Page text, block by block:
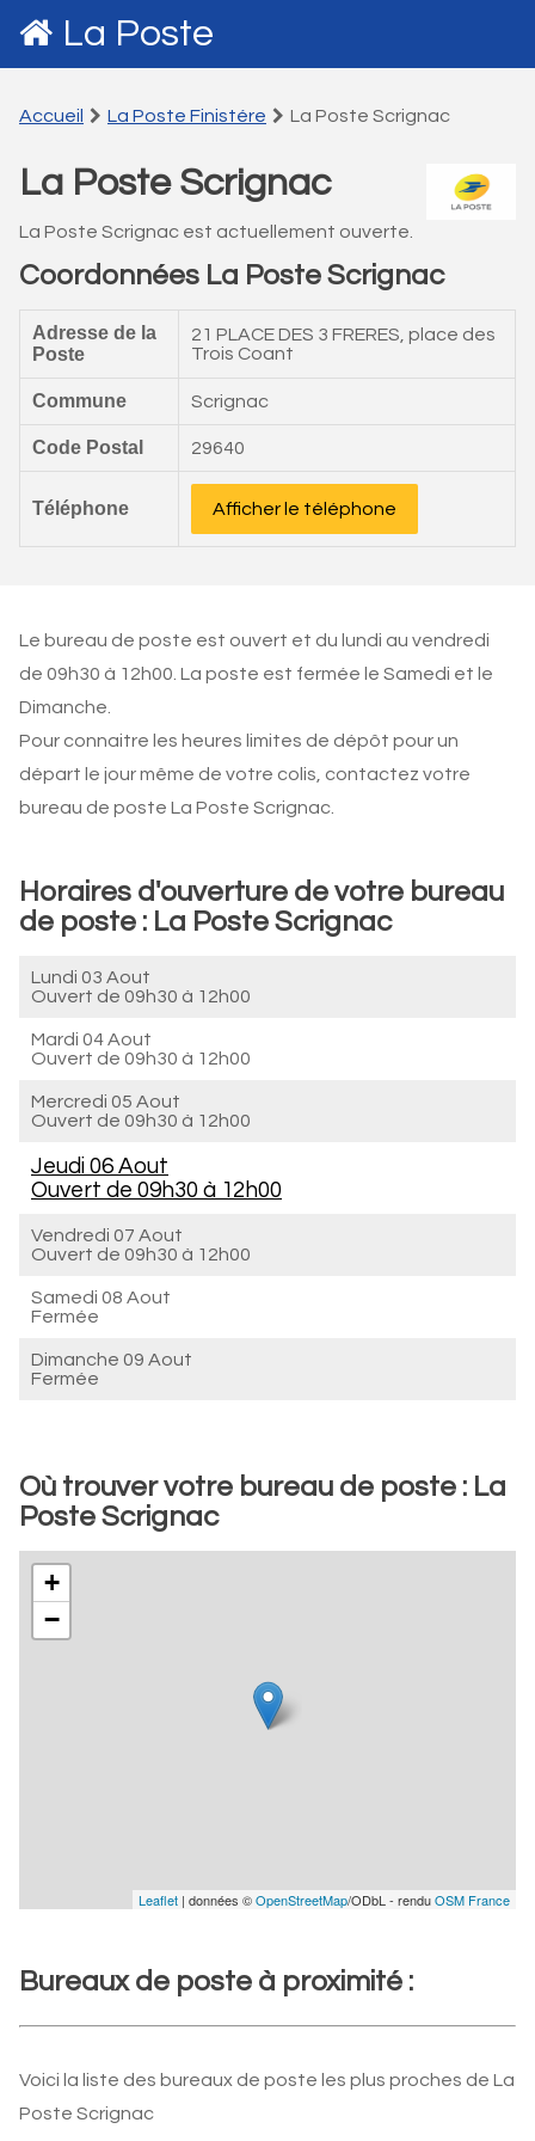
La Poste
Accueil La Poste Finistére La Poste Scrignac
La Poste Scrignac
La Poste Scrignac est actuellement ouverte.
Coordonnées La Poste Scrignac
Adresse de la
Poste
21 PLACE DES 3 FRERES, place des
Trois Coant
Commune Scrignac
Code Postal 29640
Téléphone Afficher le téléphone
Le bureau de poste est ouvert et du lundi au vendredi
de 09h30 à 12h00. La poste est fermée le Samedi et le
Dimanche.
Pour connaitre les heures limites de dépôt pour un
départ le jour même de votre colis, contactez votre
bureau de poste La Poste Scrignac.
Horaires d'ouverture de votre bureau
de poste : La Poste Scrignac
Lundi 03 Aout
Ouvert de 09h30 à 12h00
Mardi 04 Aout
Ouvert de 09h30 à 12h00
Mercredi 05 Aout
Ouvert de 09h30 à 12h00
Jeudi 06 Aout
Ouvert de 09h30 à 12h00
Vendredi 07 Aout
Ouvert de 09h30 à 12h00
Samedi 08 Aout
Fermée
Dimanche 09 Aout
Fermée
Où trouver votre bureau de poste : La
Poste Scrignac
+
−
Leaflet | données ©OpenStreetMap/ODbL - renduOSM France
Bureaux de poste à proximité :
Voici la liste des bureaux de poste les plus proches de La
Poste Scrignac